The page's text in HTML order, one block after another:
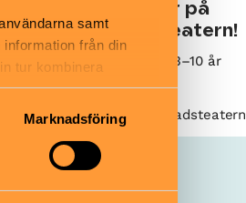
samt
från din
tur kombinera
använt deras tjänster.
Marknadsföring
gästspelar på
Marionetteatern!
5–30 oktober 3–10 år
Kulturhuset Stadsteatern